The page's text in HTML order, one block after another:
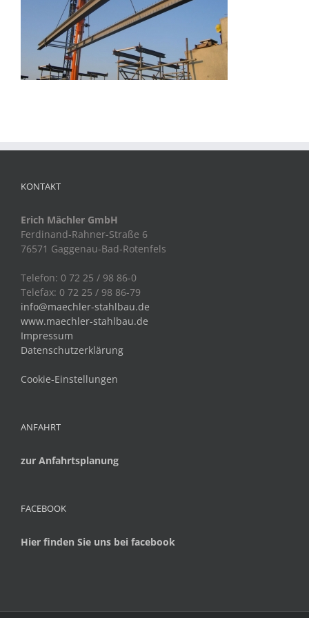
KONTAKT
Erich Mächler GmbH
Ferdinand-Rahner-Straße 6
76571 Gaggenau-Bad-Rotenfels
Telefon: 0 72 25 / 98 86-0
Telefax: 0 72 25 / 98 86-79
info@maechler-stahlbau.de
www.maechler-stahlbau.de
Impressum
Datenschutzerklärung
Cookie-Einstellungen
ANFAHRT
zur Anfahrtsplanung
FACEBOOK
Hier finden Sie uns bei facebook